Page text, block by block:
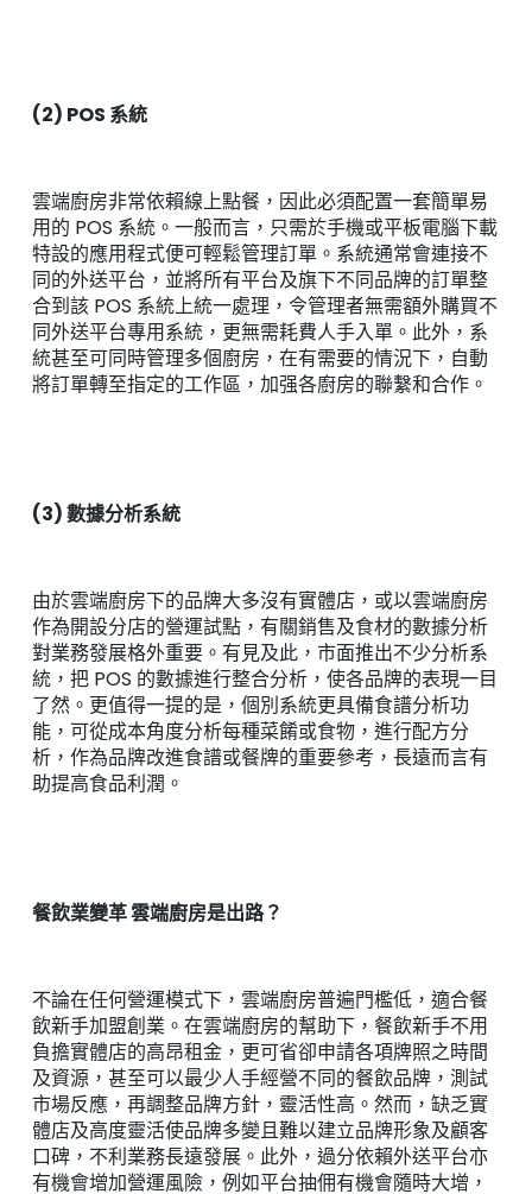
(2) POS 系統
雲端廚房非常依賴線上點餐，因此必須配置一套簡單易
用的 POS 系統。一般而言，只需於手機或平板電腦下載
特設的應用程式便可輕鬆管理訂單。系統通常會連接不
同的外送平台，並將所有平台及旗下不同品牌的訂單整
合到該 POS 系統上統一處理，令管理者無需額外購買不
同外送平台專用系統，更無需耗費人手入單。此外，系
統甚至可同時管理多個廚房，在有需要的情況下，自動
將訂單轉至指定的工作區，加强各廚房的聯繫和合作。
(3) 數據分析系統
由於雲端廚房下的品牌大多沒有實體店，或以雲端廚房
作為開設分店的營運試點，有關銷售及食材的數據分析
對業務發展格外重要。有見及此，市面推出不少分析系
統，把 POS 的數據進行整合分析，使各品牌的表現一目
了然。更值得一提的是，個別系統更具備食譜分析功
能，可從成本角度分析每種菜餚或食物，進行配方分
析，作為品牌改進食譜或餐牌的重要參考，長遠而言有
助提高食品利潤。
餐飲業變革 雲端廚房是出路？
不論在任何營運模式下，雲端廚房普遍門檻低，適合餐
飲新手加盟創業。在雲端廚房的幫助下，餐飲新手不用
負擔實體店的高昂租金，更可省卻申請各項牌照之時間
及資源，甚至可以最少人手經營不同的餐飲品牌，測試
市場反應，再調整品牌方針，靈活性高。然而，缺乏實
體店及高度靈活使品牌多變且難以建立品牌形象及顧客
口碑，不利業務長遠發展。此外，過分依賴外送平台亦
有機會增加營運風險，例如平台抽佣有機會隨時大增，